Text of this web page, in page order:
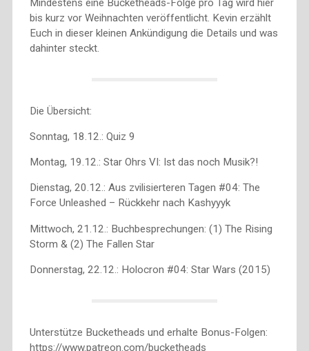
Mindestens eine Bucketheads-Folge pro Tag wird hier
bis kurz vor Weihnachten veröffentlicht. Kevin erzählt
Euch in dieser kleinen Ankündigung die Details und was
dahinter steckt.
Die Übersicht:
Sonntag, 18.12.: Quiz 9
Montag, 19.12.: Star Ohrs VI: Ist das noch Musik?!
Dienstag, 20.12.: Aus zvilisierteren Tagen #04: The
Force Unleashed – Rückkehr nach Kashyyyk
Mittwoch, 21.12.: Buchbesprechungen: (1) The Rising
Storm & (2) The Fallen Star
Donnerstag, 22.12.: Holocron #04: Star Wars (2015)
Unterstütze Bucketheads und erhalte Bonus-Folgen:
https://www.patreon.com/bucketheads